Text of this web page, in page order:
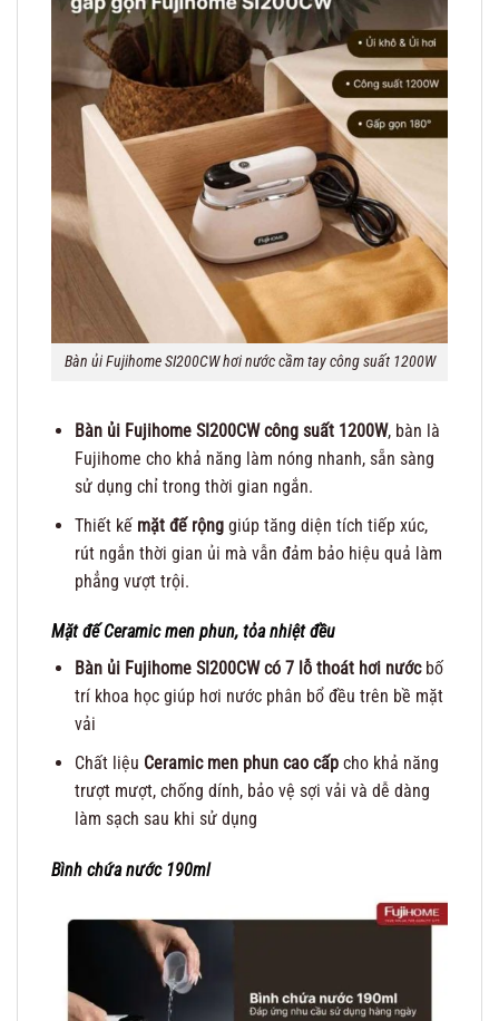
Bàn ủi Fujihome SI200CW hơi nước cầm tay công suất 1200W
Bàn ủi Fujihome SI200CW công suất 1200W, bàn là
Fujihome cho khả năng làm nóng nhanh, sẵn sàng
sử dụng chỉ trong thời gian ngắn.
Thiết kế mặt đế rộnggiúp tăng diện tích tiếp xúc,
rút ngắn thời gian ủi mà vẫn đảm bảo hiệu quả làm
phẳng vượt trội.
Mặt đế Ceramic men phun, tỏa nhiệt đều
Bàn ủi Fujihome SI200CW có 7 lỗ thoát hơi nướcbố
trí khoa học giúp hơi nước phân bổ đều trên bề mặt
vải
Chất liệu Ceramic men phun cao cấpcho khả năng
trượt mượt, chống dính, bảo vệ sợi vải và dễ dàng
làm sạch sau khi sử dụng
Bình chứa nước 190ml